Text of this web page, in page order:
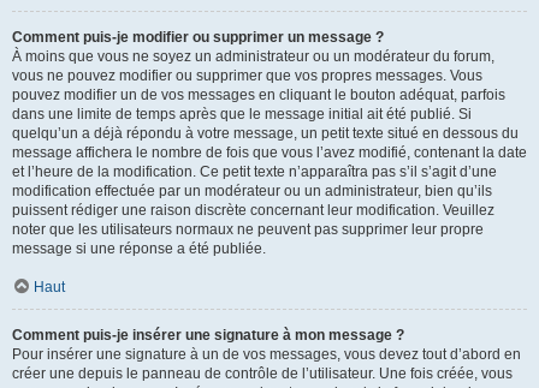
Comment puis-je modifier ou supprimer un message ?
À moins que vous ne soyez un administrateur ou un modérateur du forum,
vous ne pouvez modifier ou supprimer que vos propres messages. Vous
pouvez modifier un de vos messages en cliquant le bouton adéquat, parfois
dans une limite de temps après que le message initial ait été publié. Si
quelqu’un a déjà répondu à votre message, un petit texte situé en dessous du
message affichera le nombre de fois que vous l’avez modifié, contenant la date
et l’heure de la modification. Ce petit texte n’apparaîtra pas s’il s’agit d’une
modification effectuée par un modérateur ou un administrateur, bien qu’ils
puissent rédiger une raison discrète concernant leur modification. Veuillez
noter que les utilisateurs normaux ne peuvent pas supprimer leur propre
message si une réponse a été publiée.
Haut
Comment puis-je insérer une signature à mon message ?
Pour insérer une signature à un de vos messages, vous devez tout d’abord en
créer une depuis le panneau de contrôle de l’utilisateur. Une fois créée, vous